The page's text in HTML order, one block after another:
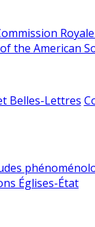
the American
Belles-Lettres
Églises-État